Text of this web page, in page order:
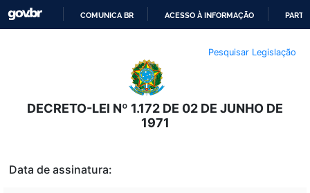
O
CONTEÚDO
COMUNICA BR ACESSO À INFORMAÇÃO
Pesquisar Legislação
DECRETO-LEI Nº 1.172 DE 02 DE JUNHO DE
1971
Data de assinatura: